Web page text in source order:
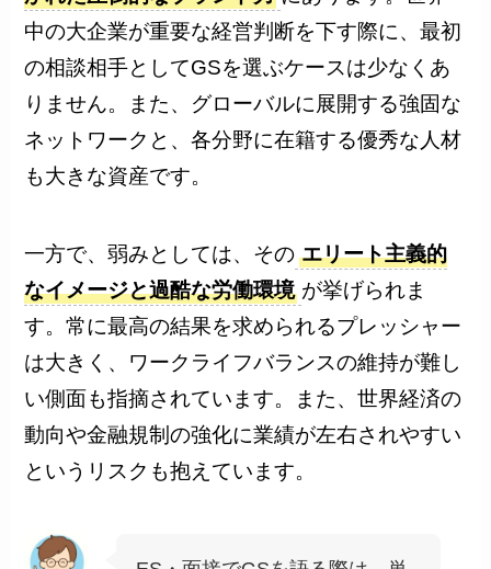
中の大企業が重要な経営判断を下す際に、最初
の相談相手としてGSを選ぶケースは少なくあ
りません。また、グローバルに展開する強固な
ネットワークと、各分野に在籍する優秀な人材
も大きな資産です。
一方で、弱みとしては、その エリート主義的
なイメージと過酷な労働環境 が挙げられま
す。常に最高の結果を求められるプレッシャー
は大きく、ワークライフバランスの維持が難し
い側面も指摘されています。また、世界経済の
動向や金融規制の強化に業績が左右されやすい
というリスクも抱えています。